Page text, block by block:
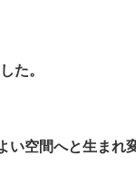
た。
い空間へと生まれ